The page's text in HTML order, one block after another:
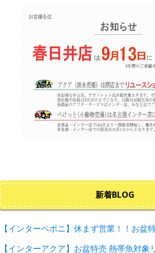
新着BLOG
【インターペポニ】休まず営業！！お盆
【インターアクア】お盆特売 熱帯魚対象